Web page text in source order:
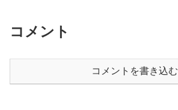
コメント
コメントを書き込む